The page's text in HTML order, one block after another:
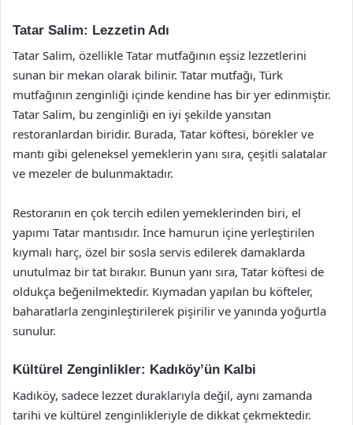
Tatar Salim: Lezzetin Adı
Tatar Salim, özellikle Tatar mutfağının eşsiz lezzetlerini
sunan bir mekan olarak bilinir. Tatar mutfağı, Türk
mutfağının zenginliği içinde kendine has bir yer edinmiştir.
Tatar Salim, bu zenginliği en iyi şekilde yansıtan
restoranlardan biridir. Burada, Tatar köftesi, börekler ve
mantı gibi geleneksel yemeklerin yanı sıra, çeşitli salatalar
ve mezeler de bulunmaktadır.
Restoranın en çok tercih edilen yemeklerinden biri, el
yapımı Tatar mantısıdır. İnce hamurun içine yerleştirilen
kıymalı harç, özel bir sosla servis edilerek damaklarda
unutulmaz bir tat bırakır. Bunun yanı sıra, Tatar köftesi de
oldukça beğenilmektedir. Kıymadan yapılan bu köfteler,
baharatlarla zenginleştirilerek pişirilir ve yanında yoğurtla
sunulur.
Kültürel Zenginlikler: Kadıköy’ün Kalbi
Kadıköy, sadece lezzet duraklarıyla değil, aynı zamanda
tarihi ve kültürel zenginlikleriyle de dikkat çekmektedir.